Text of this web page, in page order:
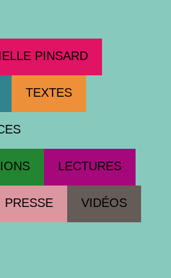
PINSARD
TEXTES
LECTURES
PRESSE VIDÉOS